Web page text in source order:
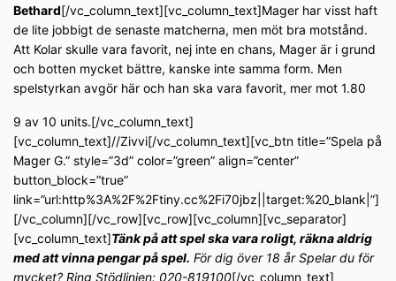
Bethard[/vc_column_text][vc_column_text]Mager har visst haft
de lite jobbigt de senaste matcherna, men möt bra motstånd.
Att Kolar skulle vara favorit, nej inte en chans, Mager är i grund
och botten mycket bättre, kanske inte samma form. Men
spelstyrkan avgör här och han ska vara favorit, mer mot 1.80
9 av 10 units.[/vc_column_text]
[vc_column_text]//Zivvi[/vc_column_text][vc_btn title=”Spela på
Mager G.” style=”3d” color=”green” align=”center”
button_block=”true”
link=”url:http%3A%2F%2Ftiny.cc%2Fi70jbz||target:%20_blank|”]
[/vc_column][/vc_row][vc_row][vc_column][vc_separator]
[vc_column_text]Tänk på att spel ska vara roligt, räkna aldrig
med att vinna pengar på spel. För dig över 18 år Spelar du för
mycket? Ring Stödlinjen: 020-819100[/vc_column_text]